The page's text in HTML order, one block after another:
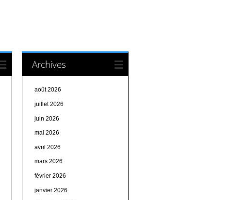
Archives
août 2026
juillet 2026
juin 2026
mai 2026
avril 2026
mars 2026
février 2026
janvier 2026